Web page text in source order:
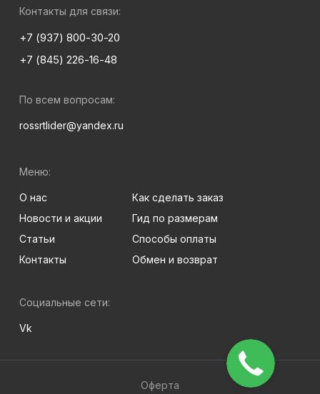
Контакты для связи:
+7 (937) 800-30-20
+7 (845) 226-16-48
По всем вопросам:
rossrtlider@yandex.ru
Меню:
О нас
Новости и акции
Статьи
Контакты
Как сделать заказ
Гид по размерам
Способы оплаты
Обмен и возврат
Социальные сети:
Vk
Оферта